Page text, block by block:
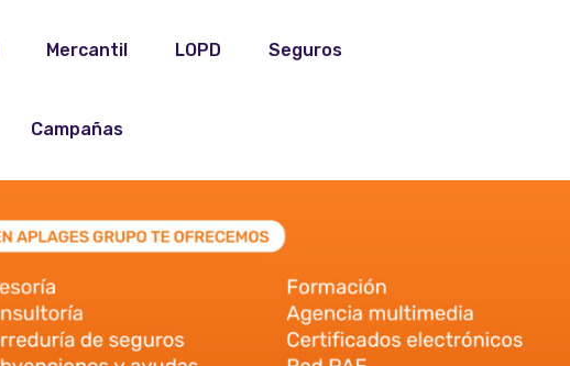
Mercantil LOPD Seguros
Campañas